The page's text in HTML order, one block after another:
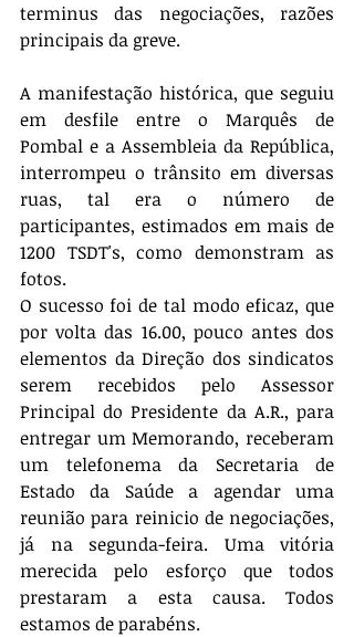
terminus das negociações, razões
principais da greve.
A manifestação histórica, que seguiu
em desfile entre o Marquês de
Pombal e a Assembleia da República,
interrompeu o trânsito em diversas
ruas, tal era o número de
participantes, estimados em mais de
1200 TSDT's, como demonstram as
fotos.
O sucesso foi de tal modo eficaz, que
por volta das 16.00, pouco antes dos
elementos da Direção dos sindicatos
serem recebidos pelo Assessor
Principal do Presidente da A.R., para
entregar um Memorando, receberam
um telefonema da Secretaria de
Estado da Saúde a agendar uma
reunião para reinicio de negociações,
já na segunda-feira. Uma vitória
merecida pelo esforço que todos
prestaram a esta causa. Todos
estamos de parabéns.